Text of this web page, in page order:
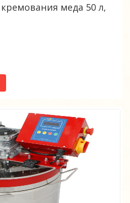
меда 50 л,